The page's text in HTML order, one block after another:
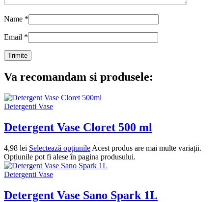
Name *
Email *
Va recomandam si produsele:
Detergenti Vase
Detergent Vase Cloret 500 ml
4,98 lei Selectează opțiunile Acest produs are mai multe variații.
Opțiunile pot fi alese în pagina produsului.
Detergenti Vase
Detergent Vase Sano Spark 1L